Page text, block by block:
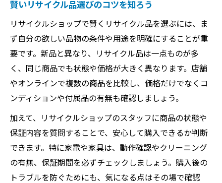
賢いリサイクル品選びのコツを知ろう
リサイクルショップで賢くリサイクル品を選ぶには、ま
ず自分の欲しい品物の条件や用途を明確にすることが重
要です。新品と異なり、リサイクル品は一点ものが多
く、同じ商品でも状態や価格が大きく異なります。店舗
やオンラインで複数の商品を比較し、価格だけでなくコ
ンディションや付属品の有無も確認しましょう。
加えて、リサイクルショップのスタッフに商品の状態や
保証内容を質問することで、安心して購入できるか判断
できます。特に家電や家具は、動作確認やクリーニング
の有無、保証期間を必ずチェックしましょう。購入後の
トラブルを防ぐためにも、気になる点はその場で確認